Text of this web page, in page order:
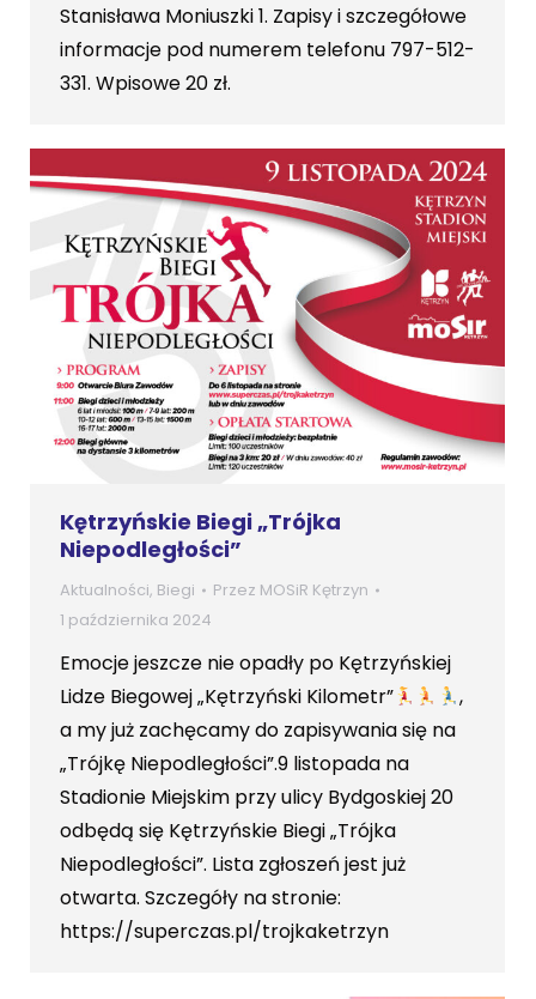
Stanisława Moniuszki 1. Zapisy i szczegółowe
informacje pod numerem telefonu 797-512-
331. Wpisowe 20 zł.
Kętrzyńskie Biegi „Trójka
Niepodległości”
Aktualności, Biegi Przez MOSiR Kętrzyn
1 października 2024
Emocje jeszcze nie opadły po Kętrzyńskiej
Lidze Biegowej „Kętrzyński Kilometr”
,
a my już zachęcamy do zapisywania się na
„Trójkę Niepodległości”.9 listopada na
Stadionie Miejskim przy ulicy Bydgoskiej 20
odbędą się Kętrzyńskie Biegi „Trójka
Niepodległości”. Lista zgłoszeń jest już
otwarta. Szczegóły na stronie:
https://superczas.pl/trojkaketrzyn